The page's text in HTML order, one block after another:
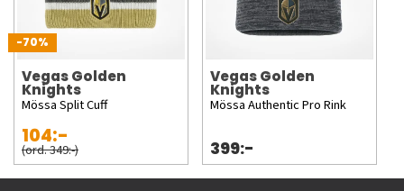
-70%
Vegas Golden
Knights
Mössa Split Cuff
104:-
(ord. 349:-)
Vegas Golden
Knights
Mössa Authentic Pro Rink
399:-